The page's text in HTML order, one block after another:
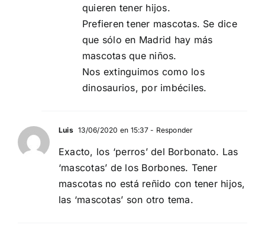
quieren tener hijos.
Prefieren tener mascotas. Se dice
que sólo en Madrid hay más
mascotas que niños.
Nos extinguimos como los
dinosaurios, por imbéciles.
Luis 13/06/2020 en 15:37- Responder
Exacto, los ‘perros’ del Borbonato. Las
‘mascotas’ de los Borbones. Tener
mascotas no está reñido con tener hijos,
las ‘mascotas’ son otro tema.